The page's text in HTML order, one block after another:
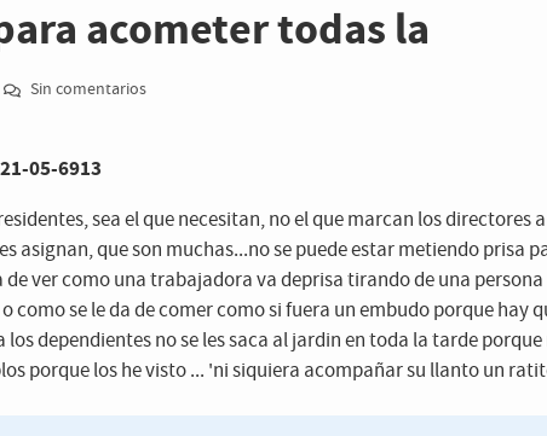
acometer todas la
Sin comentarios
05-6913
sea el que necesitan, no el que marcan los directores
asignan, que son muchas...no se puede estar metiendo prisa
ver como una trabajadora va deprisa tirando de una
como se le da de comer como si fuera un embudo porque hay
los dependientes no se les saca al jardin en toda la tarde
porque los he visto ... 'ni siquiera acompañar su llanto un